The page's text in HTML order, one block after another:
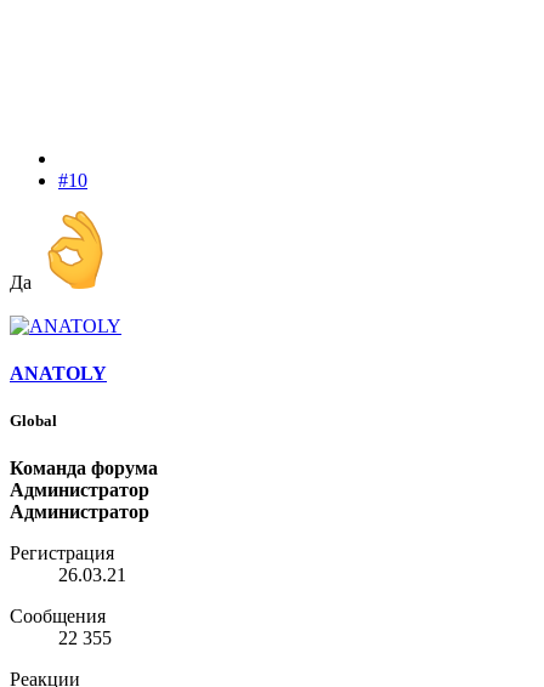
#10
Да
ANATOLY
Global
Команда форума
Администратор
Администратор
Регистрация
26.03.21
Сообщения
22 355
Реакции